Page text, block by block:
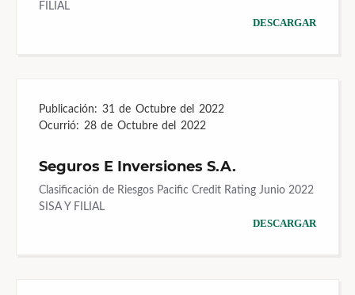
FILIAL
DESCARGAR
Publicación: 31 de Octubre del 2022
Ocurrió: 28 de Octubre del 2022
Seguros E Inversiones S.A.
Clasificación de Riesgos Pacific Credit Rating Junio 2022
SISA Y FILIAL
DESCARGAR